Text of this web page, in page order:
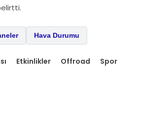
Hava Durumu
Etkinlikler Offroad
Spor